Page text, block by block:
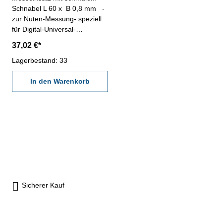
Schnabel L 60 x B 0,8 mm -
zur Nuten-Messung- speziell
für Digital-Universal-
240.204- aus rostfreiem Stahl-
Lieferung paarweise
37,02 €*
Lagerbestand: 33
In den Warenkorb
Sicherer Kauf